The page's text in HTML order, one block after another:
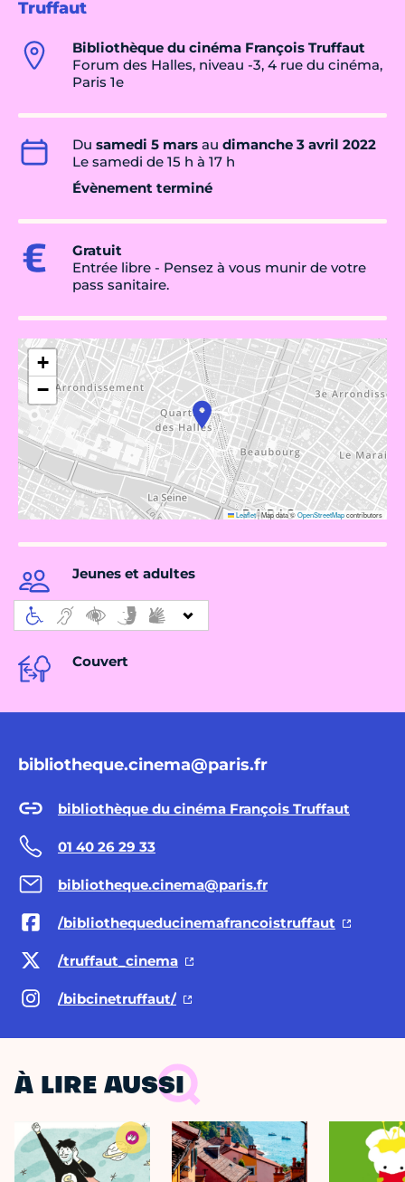
Truffaut
Bibliothèque du cinéma François Truffaut
Forum des Halles, niveau -3, 4 rue du cinéma,
Paris 1e
Du samedi 5 mars au dimanche 3 avril 2022
Le samedi de 15 h à 17 h
Évènement terminé
Gratuit
Entrée libre - Pensez à vous munir de votre
pass sanitaire.
+
−
Leaflet|Map data ©OpenStreetMapcontributors
Jeunes et adultes
Couvert
bibliotheque.cinema@paris.fr
bibliothèque du cinéma François Truffaut
01 40 26 29 33
bibliotheque.cinema@paris.fr
/bibliothequeducinemafrancoistruffaut
/truffaut_cinema
/bibcinetruffaut/
À LIRE AUSSI